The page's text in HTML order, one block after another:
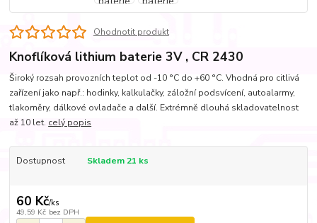
Ohodnotit produkt
Knoflíková lithium baterie 3V , CR 2430
Široký rozsah provozních teplot od -10 °C do +60 °C. Vhodná pro citlivá
zařízení jako např.: hodinky, kalkulačky, záložní podsvícení, autoalarmy,
tlakoměry, dálkové ovladače a další. Extrémně dlouhá skladovatelnost
až 10 let. celý popis
Dostupnost Skladem 21 ks
60 Kč/ks
49,59 Kč bez DPH